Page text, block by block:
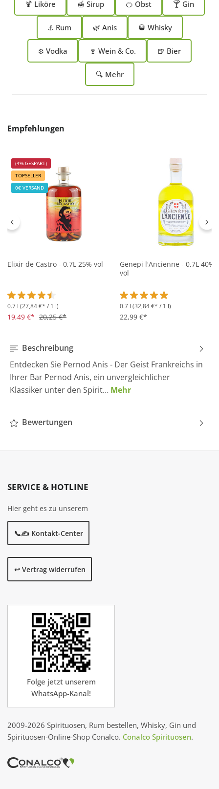
🍹 Liköre 🍯 Sirup 🍊 Obst 🍸 Gin
⚓ Rum 🌿 Anis 🥃 Whisky
❄️ Vodka 🍷 Wein & Co. 🍺 Bier
🔍 Mehr
Produktgalerie überspringen
Empfehlungen
(4% GESPART)
TOPSELLER
0€ VERSAND
Elixir de Castro - 0,7L 25% vol
Durchschnittliche Bewertung von 4.5 von 5 Sternen
0.7 l (27,84 €* / 1 l)
19,49 €* 20,25 €*
Genepi l'Ancienne - 0,7L 40%
vol
Durchschnittliche
0.7 l (32,84 €* / 1 l)
22,99 €*
Beschreibung
Entdecken Sie Pernod Anis - Der Geist Frankreichs in
Ihrer Bar Pernod Anis, ein unvergleichlicher
Klassiker unter den Spirit… Mehr
Bewertungen
SERVICE & HOTLINE
Hier geht es zu unserem
📞✍️ Kontakt-Center
↩️ Vertrag widerrufen
Folge jetzt unserem
WhatsApp-Kanal!
2009-2026 Spirituosen, Rum bestellen, Whisky, Gin und
Spirituosen-Online-Shop Conalco. Conalco Spirituosen.